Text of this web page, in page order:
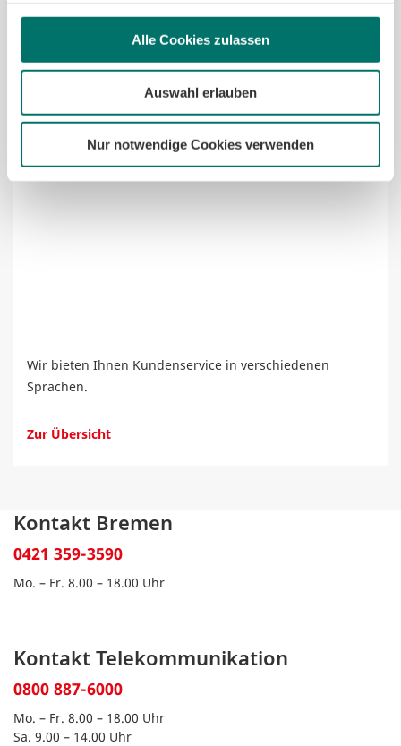
Alle Cookies zulassen
Auswahl erlauben
Nur notwendige Cookies verwenden
Kunde werden in Ihrer Sprache
Wir bieten Ihnen Kundenservice in verschiedenen
Sprachen.
Zur Übersicht
Kontakt Bremen
0421 359-3590
Mo. – Fr. 8.00 – 18.00 Uhr
Kontakt Telekommunikation
0800 887-6000
Mo. – Fr. 8.00 – 18.00 Uhr
Sa. 9.00 – 14.00 Uhr